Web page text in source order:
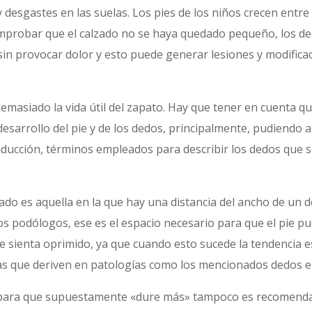
en las suelas. Los pies de los niños crecen
que el calzado no se haya quedado pequeño, los
provocar dolor y esto puede generar lesiones y
la vida útil del zapato. Hay que tener en cuenta
del pie y de los dedos, principalmente, pudiendo
términos empleados para describir los dedos que
es aquella en la que hay una distancia del ancho de un
podólogos, ese es el espacio necesario para que el pie
sienta oprimido, ya que cuando esto sucede la tendencia
que deriven en patologías como los mencionados dedos
que supuestamente «dure más» tampoco es